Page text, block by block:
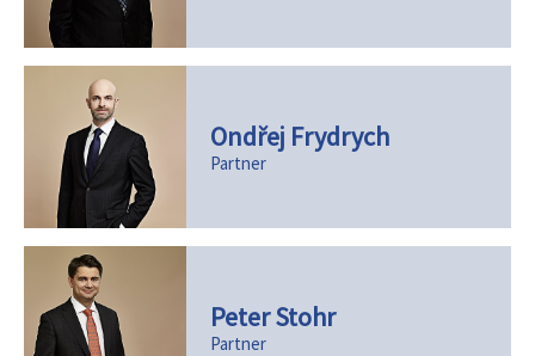
Ondřej Frydrych
Partner
Peter Stohr
Partner